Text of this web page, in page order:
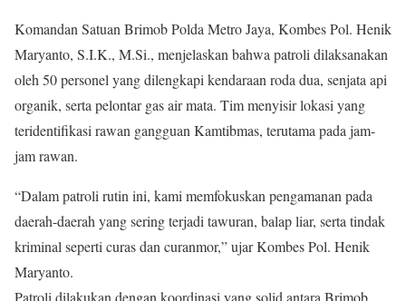
Komandan Satuan Brimob Polda Metro Jaya, Kombes Pol. Henik
Maryanto, S.I.K., M.Si., menjelaskan bahwa patroli dilaksanakan
oleh 50 personel yang dilengkapi kendaraan roda dua, senjata api
organik, serta pelontar gas air mata. Tim menyisir lokasi yang
teridentifikasi rawan gangguan Kamtibmas, terutama pada jam-
jam rawan.
“Dalam patroli rutin ini, kami memfokuskan pengamanan pada
daerah-daerah yang sering terjadi tawuran, balap liar, serta tindak
kriminal seperti curas dan curanmor,” ujar Kombes Pol. Henik
Maryanto.